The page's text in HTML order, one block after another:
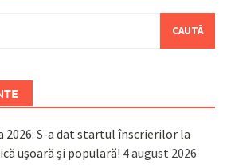
2026: S-a dat startul înscrierilor la
ușoară și populară! 4 august 2026